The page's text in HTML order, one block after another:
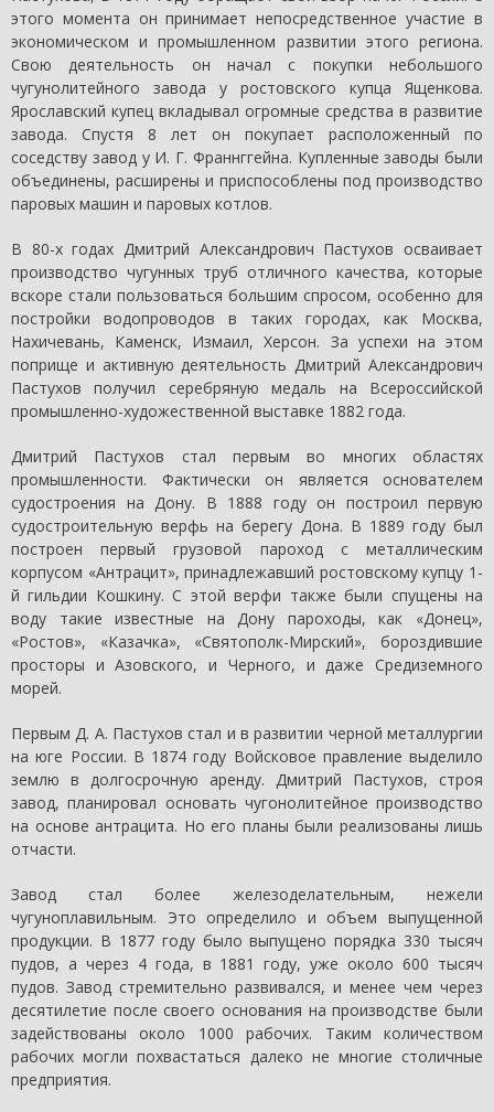
этого момента он принимает непосредственное участие в
экономическом и промышленном развитии этого региона.
Свою деятельность он начал с покупки небольшого
чугунолитейного завода у ростовского купца Ященкова.
Ярославский купец вкладывал огромные средства в развитие
завода. Спустя 8 лет он покупает расположенный по
соседству завод у И. Г. Франнггейна. Купленные заводы были
объединены, расширены и приспособлены под производство
паровых машин и паровых котлов.
В 80-х годах Дмитрий Александрович Пастухов осваивает
производство чугунных труб отличного качества, которые
вскоре стали пользоваться большим спросом, особенно для
постройки водопроводов в таких городах, как Москва,
Нахичевань, Каменск, Измаил, Херсон. За успехи на этом
поприще и активную деятельность Дмитрий Александрович
Пастухов получил серебряную медаль на Всероссийской
промышленно-художественной выставке 1882 года.
Дмитрий Пастухов стал первым во многих областях
промышленности. Фактически он является основателем
судостроения на Дону. В 1888 году он построил первую
судостроительную верфь на берегу Дона. В 1889 году был
построен первый грузовой пароход с металлическим
корпусом «Антрацит», принадлежавший ростовскому купцу 1-
й гильдии Кошкину. С этой верфи также были спущены на
воду такие известные на Дону пароходы, как «Донец»,
«Ростов», «Казачка», «Святополк-Мирский», бороздившие
просторы и Азовского, и Черного, и даже Средиземного
морей.
Первым Д. А. Пастухов стал и в развитии черной металлургии
на юге России. В 1874 году Войсковое правление выделило
землю в долгосрочную аренду. Дмитрий Пастухов, строя
завод, планировал основать чугонолитейное производство
на основе антрацита. Но его планы были реализованы лишь
отчасти.
Завод стал более железоделательным, нежели
чугуноплавильным. Это определило и объем выпущенной
продукции. В 1877 году было выпущено порядка 330 тысяч
пудов, а через 4 года, в 1881 году, уже около 600 тысяч
пудов. Завод стремительно развивался, и менее чем через
десятилетие после своего основания на производстве были
задействованы около 1000 рабочих. Таким количеством
рабочих могли похвастаться далеко не многие столичные
предприятия.